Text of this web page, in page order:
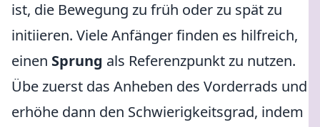
ist, die Bewegung zu früh oder zu spät zu
initiieren. Viele Anfänger finden es hilfreich,
einen Sprung als Referenzpunkt zu nutzen.
Übe zuerst das Anheben des Vorderrads und
erhöhe dann den Schwierigkeitsgrad, indem